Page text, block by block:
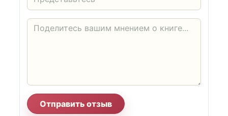
Отправить отзыв